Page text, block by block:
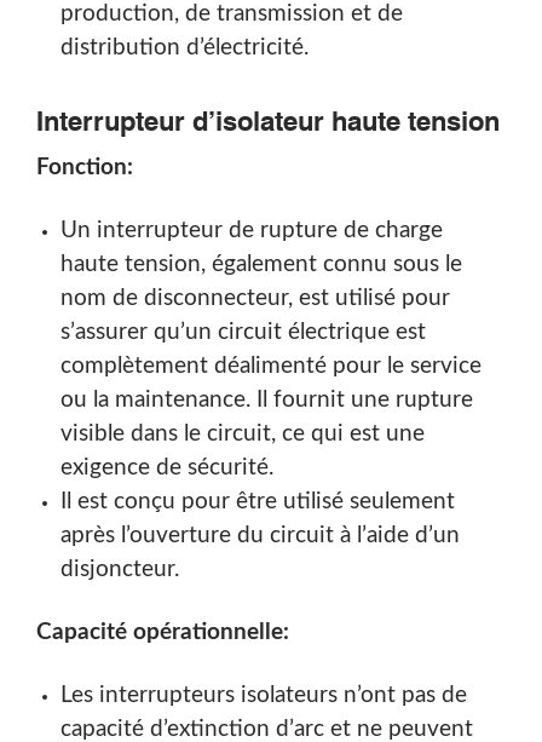
production, de transmission et de
distribution d’électricité.
Interrupteur d’isolateur haute tension
Fonction:
Un interrupteur de rupture de charge
haute tension, également connu sous le
nom de disconnecteur, est utilisé pour
s’assurer qu’un circuit électrique est
complètement déalimenté pour le service
ou la maintenance. Il fournit une rupture
visible dans le circuit, ce qui est une
exigence de sécurité.
Il est conçu pour être utilisé seulement
après l’ouverture du circuit à l’aide d’un
disjoncteur.
Capacité opérationnelle:
Les interrupteurs isolateurs n’ont pas de
capacité d’extinction d’arc et ne peuvent